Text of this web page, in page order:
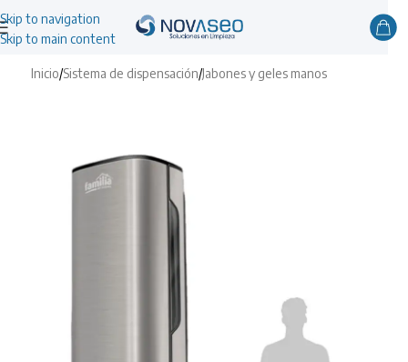
Skip to navigation
Skip to main content
Inicio/Sistema de dispensación/Jabones y geles manos